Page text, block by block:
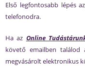
Első legfontosabb lépés
telefonodra.
Ha az Online
követő emailben
megvásárolt elektronikus